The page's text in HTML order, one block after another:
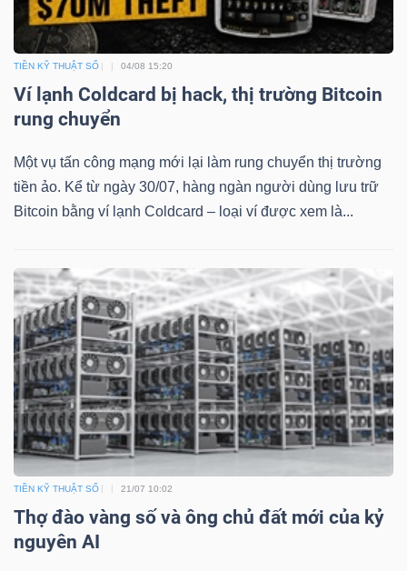
TIỀN KỸ THUẬT SỐ 04/08 15:20
Ví lạnh Coldcard bị hack, thị trường Bitcoin
rung chuyển
Một vụ tấn công mạng mới lại làm rung chuyển thị trường
tiền ảo. Kể từ ngày 30/07, hàng ngàn người dùng lưu trữ
Bitcoin bằng ví lạnh Coldcard – loại ví được xem là...
TIỀN KỸ THUẬT SỐ 21/07 10:02
Thợ đào vàng số và ông chủ đất mới của kỷ
nguyên AI
YẾU
TIÊU
THIẾT
YẾU
CHĂM
SÓC
SỨC
KHỎE
TÀI
CHÍNH